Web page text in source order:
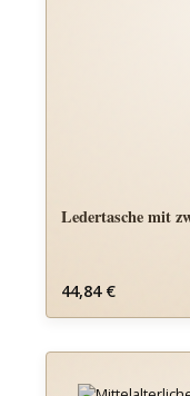
Ledertasche mit
Regulärer Preis:
44,84 €